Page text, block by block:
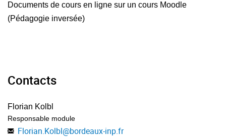
Documents de cours en ligne sur un cours Moodle
(Pédagogie inversée)
Contacts
Florian Kolbl
Responsable module
Florian.Kolbl@bordeaux-inp.fr